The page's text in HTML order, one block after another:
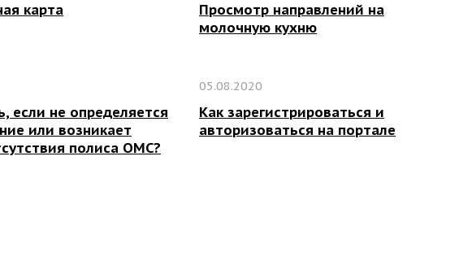
карта
Просмотр направлений на
молочную кухню
если не определяется
или возникает
полиса ОМС?
05.08.2020
Как зарегистрироваться и
авторизоваться на портале